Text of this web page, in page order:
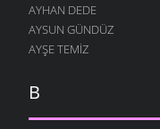
AYHAN DEDE
AYSUN GÜNDÜZ
AYŞE TEMIZ
B